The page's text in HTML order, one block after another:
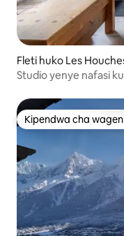
Fleti huko Les
Studio yenye nafasi
Kipendwa cha
Kipendwa cha